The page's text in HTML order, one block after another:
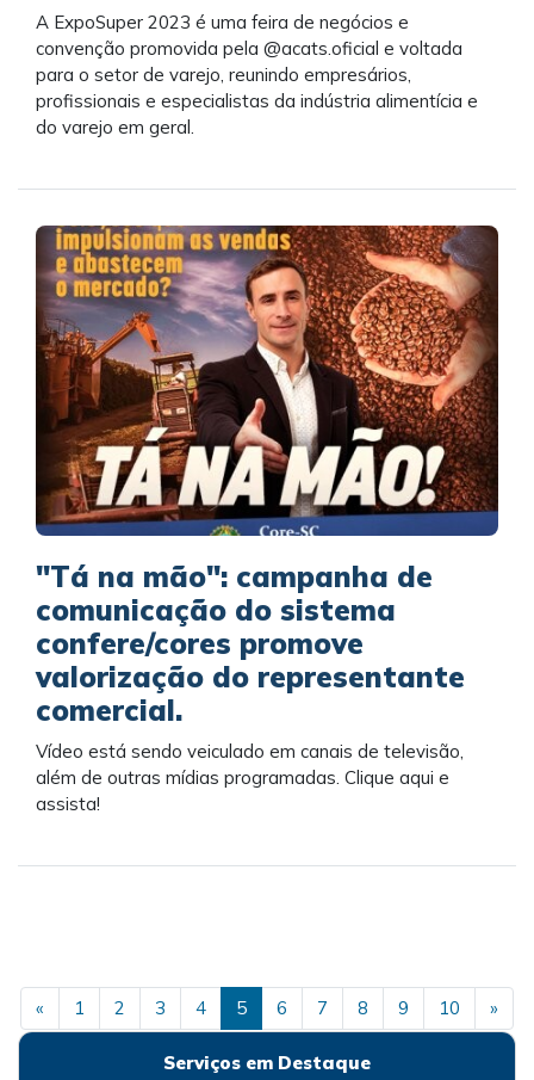
A ExpoSuper 2023 é uma feira de negócios e
convenção promovida pela @acats.oficial e voltada
para o setor de varejo, reunindo empresários,
profissionais e especialistas da indústria alimentícia e
do varejo em geral.
"Tá na mão": campanha de
comunicação do sistema
confere/cores promove
valorização do representante
comercial.
Vídeo está sendo veiculado em canais de televisão,
além de outras mídias programadas. Clique aqui e
assista!
« Previous
1 2 3 4 5 6 7 8 9 10 »
Serviços em Destaque